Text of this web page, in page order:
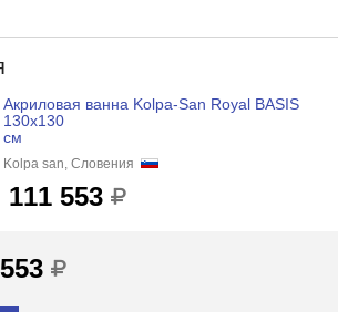
Акриловая ванна Kolpa-San Royal BASIS
130x130
см
Kolpa san, Словения
111 553